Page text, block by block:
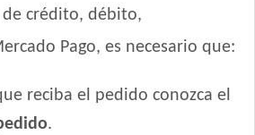
crédito, débito,
Pago, es necesario que:
reciba el pedido conozca el
.